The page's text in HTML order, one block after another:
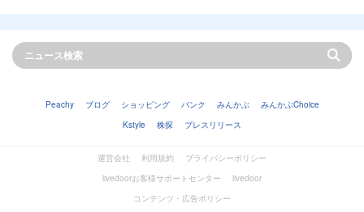
Peachy ブログ ショッピング バンク みんかぶ
みんかぶChoice
Kstyle
株探 プレスリリース
運営会社 利用規約
プライバシーポリシー
livedoorお客様サポートセンター
livedoor
コンテンツ・広告ポリシー